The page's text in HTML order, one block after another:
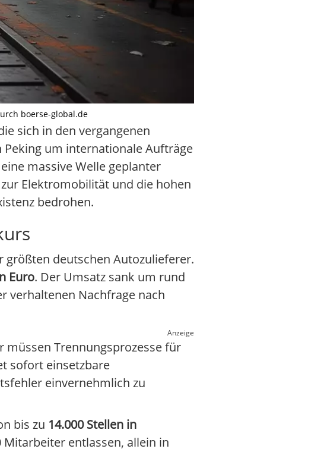
boerse-global.de
sich in den vergangenen
um internationale Aufträge
massive Welle geplanter
Elektromobilität und die hohen
bedrohen.
größten deutschen Autozulieferer.
Euro. Der Umsatz sank um rund
verhaltenen Nachfrage nach
Anzeige
Trennungsprozesse für
sofort einsetzbare
einvernehmlich zu
bis zu 14.000 Stellen in
entlassen, allein in